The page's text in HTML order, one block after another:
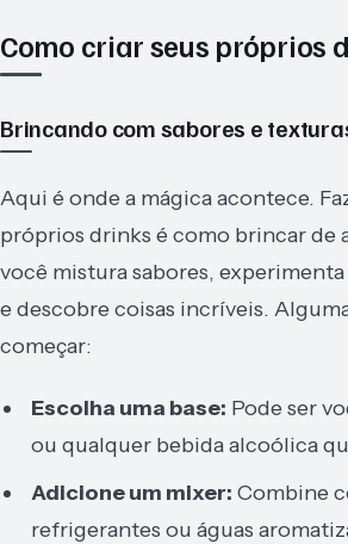
Como criar seus próprios
Brincando com sabores e
Aqui é onde a mágica acontece.
próprios drinks é como brincar de
você mistura sabores,
e descobre coisas incríveis.
começar:
Escolha uma base: Pode ser
ou qualquer bebida alcoólica
Adicione um mixer: Combine
refrigerantes ou águas